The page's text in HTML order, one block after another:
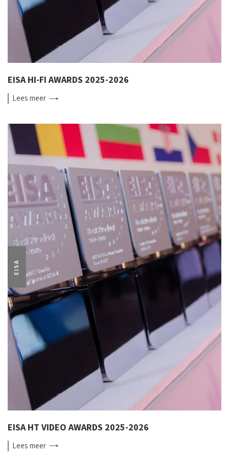
EISA HI-FI AWARDS 2025-2026
Leesmeer
EISA
EISA HT VIDEO AWARDS 2025-2026
Leesmeer